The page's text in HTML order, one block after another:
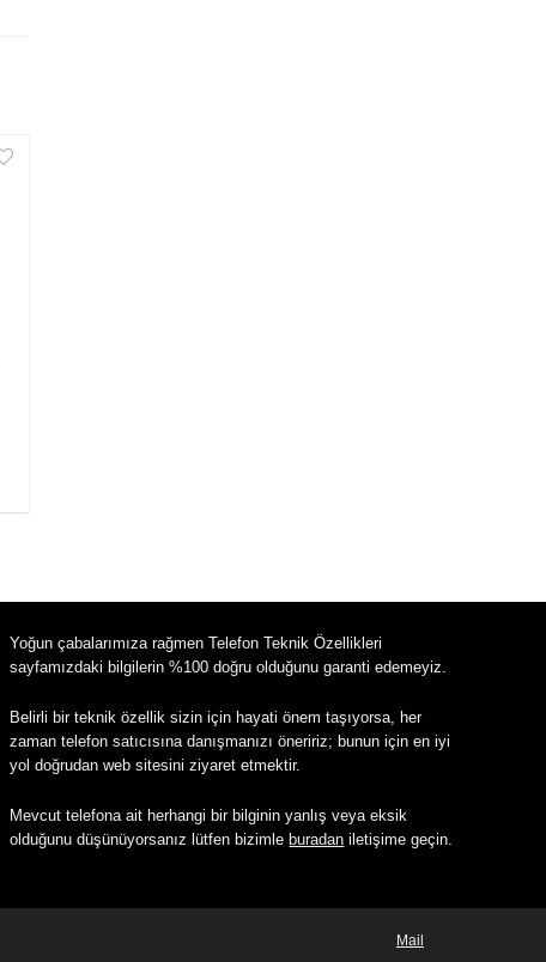
Yoğun çabalarımıza rağmen Telefon Teknik Özellikleri
sayfamızdaki bilgilerin %100 doğru olduğunu garanti edemeyiz.
Belirli bir teknik özellik sizin için hayati önem taşıyorsa, her
zaman telefon satıcısına danışmanızı öneririz; bunun için en iyi
yol doğrudan web sitesini ziyaret etmektir.
Mevcut telefona ait herhangi bir bilginin yanlış veya eksik
olduğunu düşünüyorsanız lütfen bizimle buradan iletişime geçin.
Mail